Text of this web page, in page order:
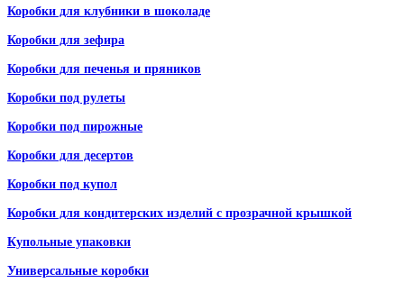
Коробки для клубники в шоколаде
Коробки для зефира
Коробки для печенья и пряников
Коробки под рулеты
Коробки под пирожные
Коробки для десертов
Коробки под купол
Коробки для кондитерских изделий с прозрачной крышкой
Купольные упаковки
Универсальные коробки